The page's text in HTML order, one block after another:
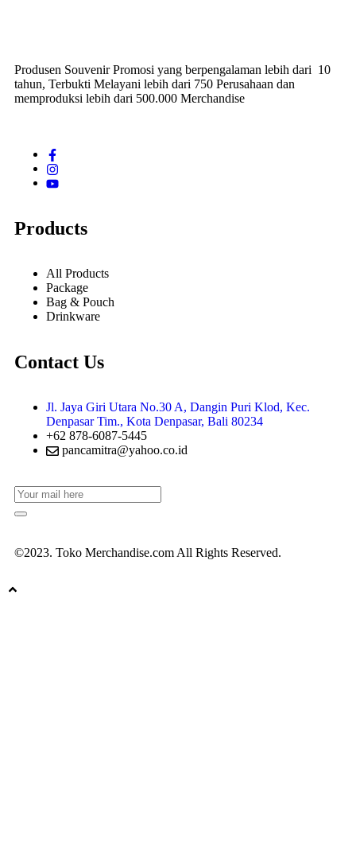
Produsen Souvenir Promosi yang berpengalaman lebih dari 10
tahun, Terbukti Melayani lebih dari 750 Perusahaan dan
memproduksi lebih dari 500.000 Merchandise
Products
All Products
Package
Bag & Pouch
Drinkware
Contact Us
Jl. Jaya Giri Utara No.30 A, Dangin Puri Klod, Kec.
Denpasar Tim., Kota Denpasar, Bali 80234
+62 878-6087-5445
pancamitra@yahoo.co.id
©2023. Toko Merchandise.com All Rights Reserved.